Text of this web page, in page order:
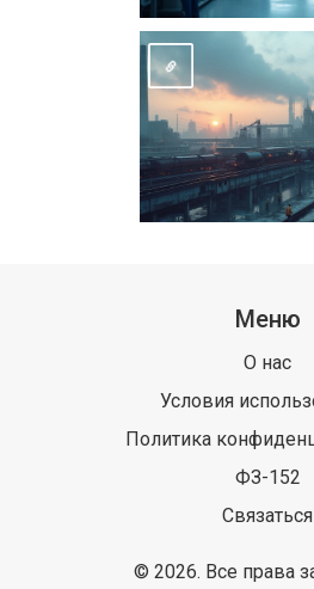
Меню
О нас
Условия
Политика
ФЗ-152
Связаться
© 2026. Все права